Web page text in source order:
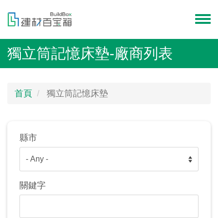
內
容
menu
獨立筒記憶床墊-廠商列表
首頁 獨立筒記憶床墊
縣市
關鍵字